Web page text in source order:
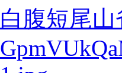
白腹短尾山